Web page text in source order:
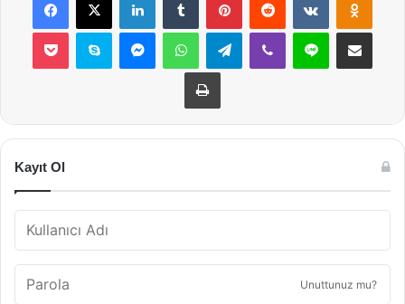
Pocket Skype MessengerWhatsAppTelegramViber Line E-Posta ile
Yazdır
Kayıt Ol
Unuttunuz mu?